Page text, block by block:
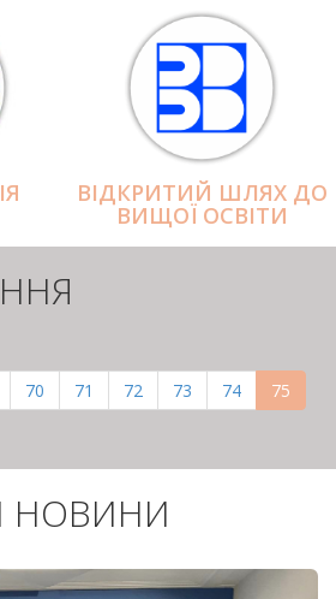
ВІДКРИТИЙ ШЛЯХ ДО
ВИЩОЇ ОСВІТИ
Page
70 Page
71 Page
72 Page
73 Page
74 75
НОВИНИ